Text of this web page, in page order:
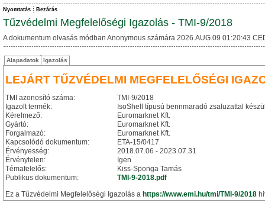
Nyomtatás Bezárás
Tűzvédelmi Megfelelőségi Igazolás - TMI-9/2018
A dokumentum olvasás módban Anonymous számára 2026.AUG.09 01:20:43
Alapadatok Igazolás
LEJÁRT TŰZVÉDELMI MEGFELELŐSÉGI
TMI azonosító száma:
TMI-9/2018
Igazolt termék:
IsoShell típusú bennmaradó zsaluzattal
Kérelmező:
Euromarknet Kft.
Gyártó:
Euromarknet Kft.
Forgalmazó:
Euromarknet Kft.
Kapcsolódó dokumentum:
ETA-15/0417
Érvényesség:
2018.07.06 - 2023.07.31
Érvénytelen:
Igen
Témafelelős:
Kiss-Sponga Tamás
Publikus dokumentum:
TMI-9-2018.pdf
Ez a Tűzvédelmi Megfelelőségi Igazolás a https://www.emi.hu/tmi/TMI-9/2018